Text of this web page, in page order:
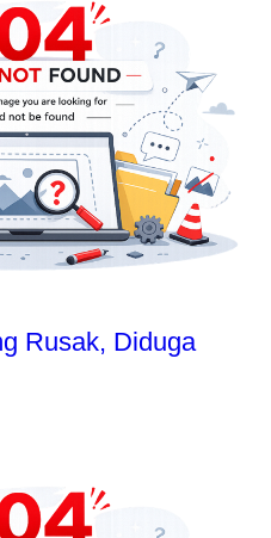
Rusak, Diduga